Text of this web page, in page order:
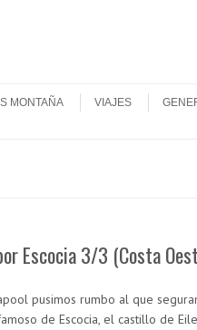
MONTAÑA VIAJES
Escocia 3/3 (Costa
pusimos rumbo al que
de Escocia, el castillo de